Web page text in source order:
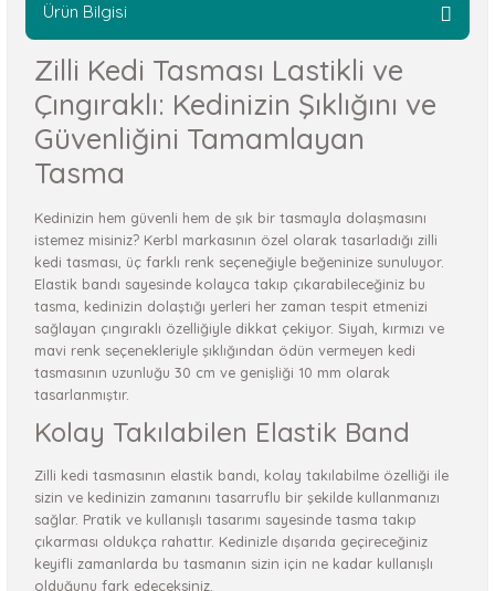
Ürün Bilgisi
Zilli Kedi Tasması Lastikli ve
Çıngıraklı: Kedinizin Şıklığını ve
Güvenliğini Tamamlayan
Tasma
Kedinizin hem güvenli hem de şık bir tasmayla dolaşmasını
istemez misiniz? Kerbl markasının özel olarak tasarladığı zilli
kedi tasması, üç farklı renk seçeneğiyle beğeninize sunuluyor.
Elastik bandı sayesinde kolayca takıp çıkarabileceğiniz bu
tasma, kedinizin dolaştığı yerleri her zaman tespit etmenizi
sağlayan çıngıraklı özelliğiyle dikkat çekiyor. Siyah, kırmızı ve
mavi renk seçenekleriyle şıklığından ödün vermeyen kedi
tasmasının uzunluğu 30 cm ve genişliği 10 mm olarak
tasarlanmıştır.
Kolay Takılabilen Elastik Band
Zilli kedi tasmasının elastik bandı, kolay takılabilme özelliği ile
sizin ve kedinizin zamanını tasarruflu bir şekilde kullanmanızı
sağlar. Pratik ve kullanışlı tasarımı sayesinde tasma takıp
çıkarması oldukça rahattır. Kedinizle dışarıda geçireceğiniz
keyifli zamanlarda bu tasmanın sizin için ne kadar kullanışlı
olduğunu fark edeceksiniz.